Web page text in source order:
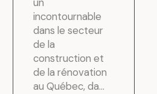
incontournable
dans le secteur
de la
construction et
de la rénovation
au Québec, da...